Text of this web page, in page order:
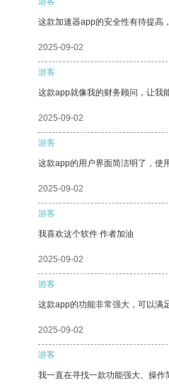
这款加速器app的安全性有待提高
2025-09-02
游客
这款app就像我的财务顾问，让我
2025-09-02
游客
这款app的用户界面简洁明了，使
2025-09-02
游客
我喜欢这个软件 作者加油
2025-09-02
游客
这款app的功能非常强大，可以满
2025-09-02
游客
我一直在寻找一款功能强大、操作